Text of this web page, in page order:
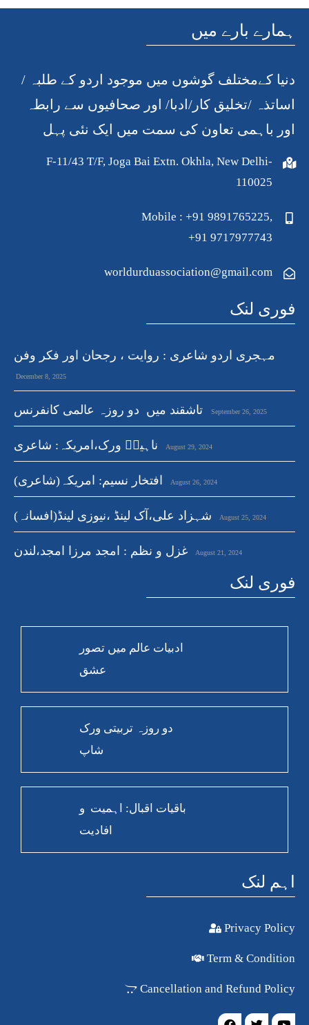
ہمارے بارے میں
دنیا کےمختلف گوشوں میں موجود اردو کے طلبہ /
اساتذہ /تخلیق کار/ادبا/ اور صحافیوں سے رابطہ
اور باہمی تعاون کی سمت میں ایک نئی پہل
F-11/43 T/F, Joga Bai Extn. Okhla, New Delhi-
110025
Mobile : +91 9891765225,
+91 9717977743
worldurduassociation@gmail.com
فوری لنک
مہجری اردو شاعری : روایت ، رجحان اور فکر وفن
December 8, 2025
تاشقند میں دو روزہ عالمی کانفرنس September 26, 2025
ناہیدؔ ورک،امریکہ: شاعری August 29, 2024
افتخار نسیم: امریکہ(شاعری) August 26, 2024
شہزاد علی،آک لینڈ ،نیوزی لینڈ(افسانہ) August 25, 2024
غزل و نظم : امجد مرزا امجد،لندن August 21, 2024
فوری لنک
ادبیات عالم میں تصور
عشق
دو روزہ تربیتی ورک
شاپ
باقیات اقبال: اہمیت و
افادیت
اہم لنک
Privacy Policy
Term & Condition
Cancellation and Refund Policy